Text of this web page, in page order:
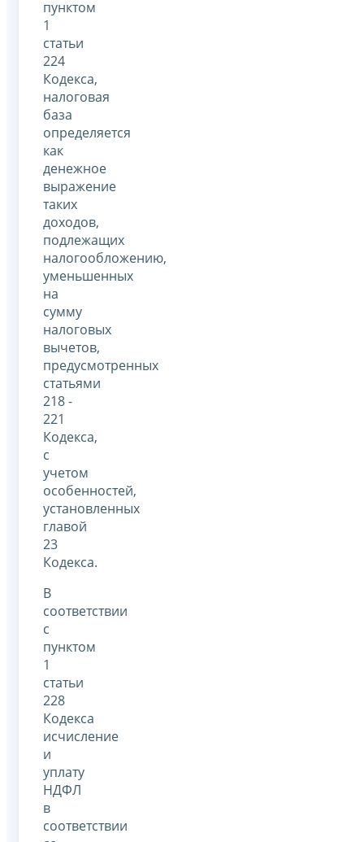
пунктом
1
статьи
224
Кодекса,
налоговая
база
определяется
как
денежное
выражение
таких
доходов,
подлежащих
налогообложению,
уменьшенных
на
сумму
налоговых
вычетов,
предусмотренных
статьями
218 -
221
Кодекса,
с
учетом
особенностей,
установленных
главой
23
Кодекса.
В
соответствии
с
пунктом
1
статьи
228
Кодекса
исчисление
и
уплату
НДФЛ
в
соответствии